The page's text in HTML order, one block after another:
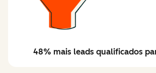
48% mais leads qualificados